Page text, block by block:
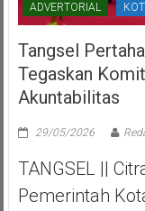
ADVERTORIAL
Tangsel
Tegaskan
Akuntabilitas
29/05/2026
TANGSEL ||
Pemerintah